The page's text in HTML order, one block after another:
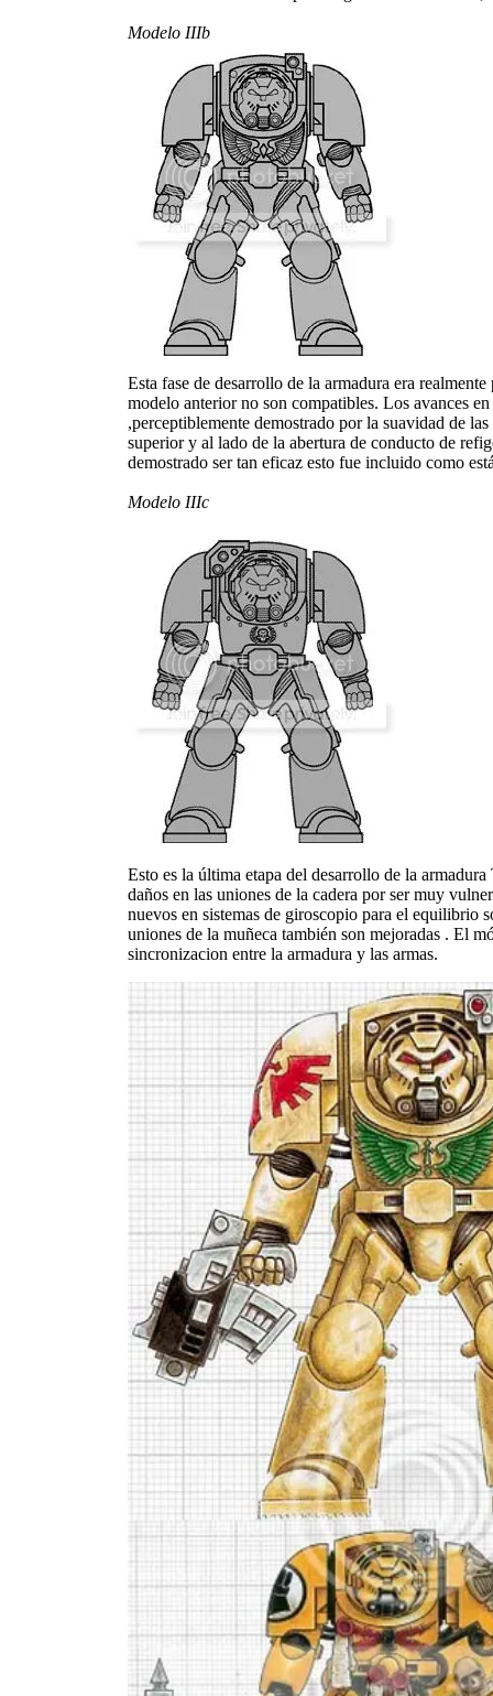
Modelo IIIb
Esta fase de desarrollo de la armadura era
modelo anterior no son compatibles. Los avances
,perceptiblemente demostrado por la suavidad de
superior y al lado de la abertura de conducto de
demostrado ser tan eficaz esto fue incluido como
Modelo IIIc
Esto es la última etapa del desarrollo de la
daños en las uniones de la cadera por ser muy
nuevos en sistemas de giroscopio para el equilibrio
uniones de la muñeca también son mejoradas . El
sincronizacion entre la armadura y las armas.